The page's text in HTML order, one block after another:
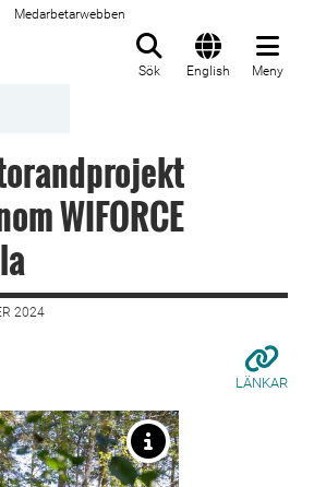
Medarbetarwebben
Sök English Meny
WIFORCE
2024
LÄNKAR